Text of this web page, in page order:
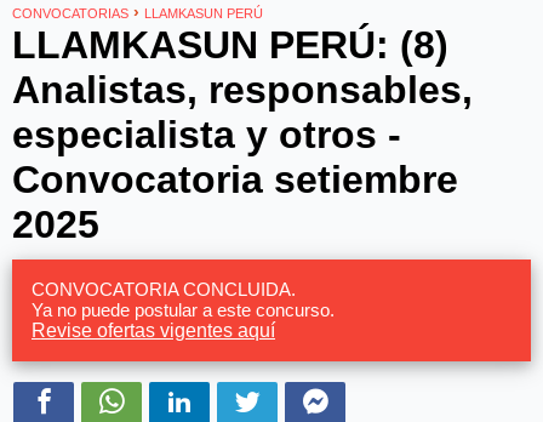
CONVOCATORIAS › LLAMKASUN PERÚ
LLAMKASUN PERÚ: (8)
Analistas, responsables,
especialista y otros -
Convocatoria setiembre
2025
CONVOCATORIA CONCLUIDA.
Ya no puede postular a este concurso.
Revise ofertas vigentes aquí